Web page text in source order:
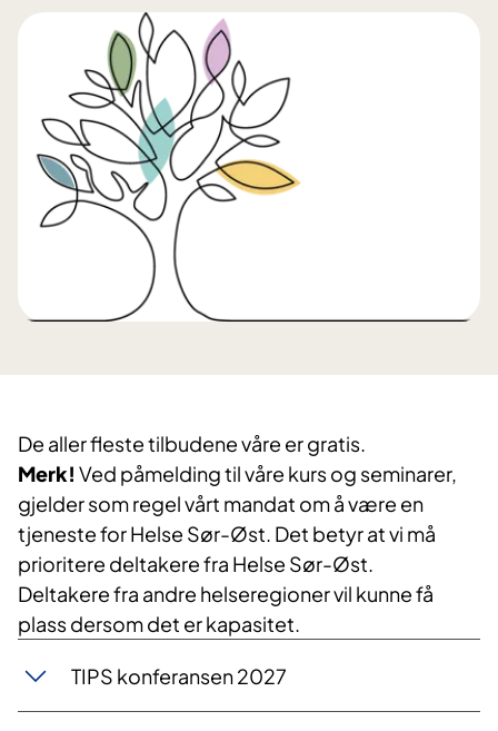
De aller fleste tilbudene våre er gratis.
Merk! Ved påmelding til våre kurs og seminarer,
gjelder som regel vårt mandat om å være en
tjeneste for Helse Sør-Øst. Det betyr at vi må
prioritere deltakere fra Helse Sør-Øst.
Deltakere fra andre helseregioner vil kunne få
plass dersom det er kapasitet.
TIPS konferansen 2027